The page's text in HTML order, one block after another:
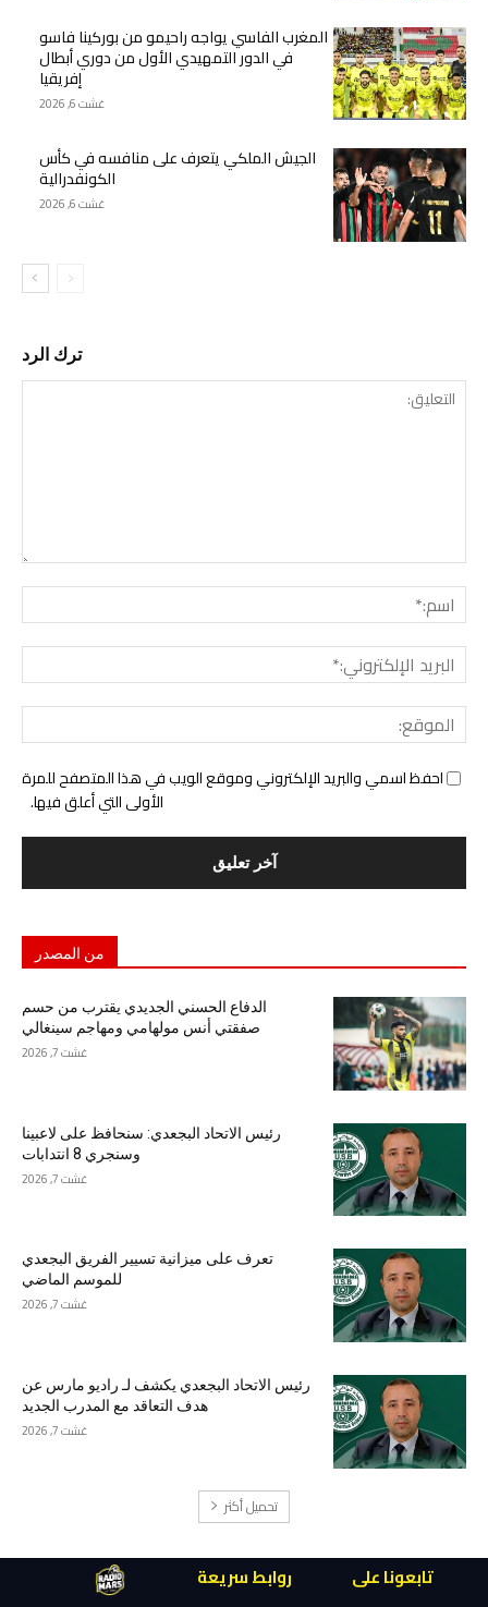
المغرب الفاسي يواجه راحيمو من بوركينا فاسو
في الدور التمهيدي الأول من دوري أبطال
إفريقيا
غشت 6, 2026
الجيش الملكي يتعرف على منافسه في كأس
الكونفدرالية
غشت 6, 2026
ترك الرد
احفظ اسمي والبريد الإلكتروني وموقع الويب في هذا المتصفح للمرة
الأولى التي أعلق فيها.
من المصدر
الدفاع الحسني الجديدي يقترب من حسم
صفقتي أنس مولهامي ومهاجم سينغالي
غشت 7, 2026
رئيس الاتحاد البجعدي: سنحافظ على لاعبينا
وسنجري 8 انتدابات
غشت 7, 2026
تعرف على ميزانية تسيير الفريق البجعدي
للموسم الماضي
غشت 7, 2026
رئيس الاتحاد البجعدي يكشف لـ راديو مارس عن
هدف التعاقد مع المدرب الجديد
غشت 7, 2026
تحميل أكثر
تابعونا على
روابط سريعة